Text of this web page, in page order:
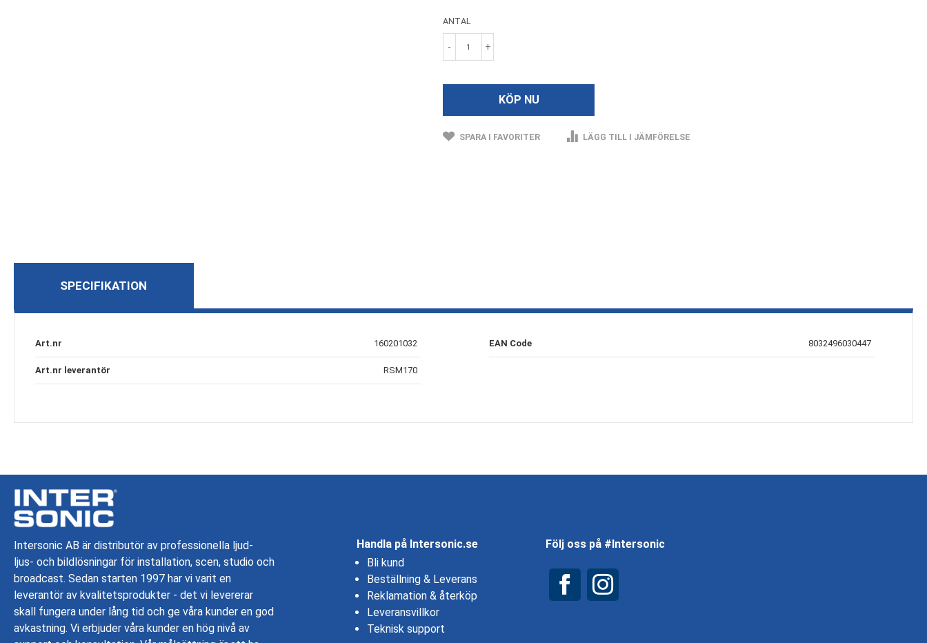
ANTAL
- +
KÖP NU
SPARA I FAVORITER LÄGG TILL I JÄMFÖRELSE
SPECIFIKATION
Specifikation
Art.nr 160201032 EAN Code 8032496030447
Art.nr leverantör RSM170
Intersonic AB är distributör av professionella ljud-
ljus- och bildlösningar för installation, scen, studio och
broadcast. Sedan starten 1997 har vi varit en
leverantör av kvalitetsprodukter - det vi levererar
skall fungera under lång tid och ge våra kunder en god
avkastning. Vi erbjuder våra kunder en hög nivå av
Handla på Intersonic.se
Bli kund
Beställning & Leverans
Reklamation & återköp
Leveransvillkor
Teknisk support
Följ oss på #Intersonic